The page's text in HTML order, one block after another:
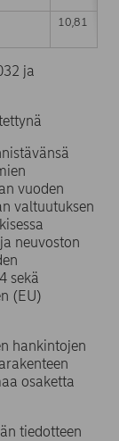
10,81
ja
vuoden
valtuutuksen
neuvoston
sekä
(EU)
hankintojen
osaketta
tiedotteen